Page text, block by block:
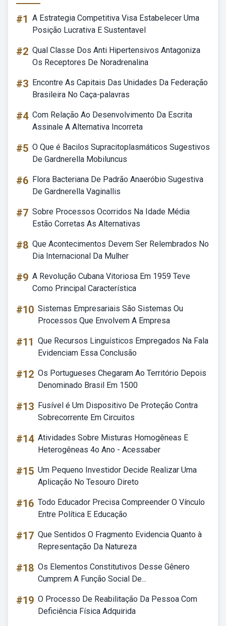
#1 A Estrategia Competitiva Visa Estabelecer Uma
Posição Lucrativa E Sustentavel
#2 Qual Classe Dos Anti Hipertensivos Antagoniza
Os Receptores De Noradrenalina
#3 Encontre As Capitais Das Unidades Da Federação
Brasileira No Caça-palavras
#4 Com Relação Ao Desenvolvimento Da Escrita
Assinale A Alternativa Incorreta
#5 O Que é Bacilos Supracitoplasmáticos Sugestivos
De Gardnerella Mobiluncus
#6 Flora Bacteriana De Padrão Anaeróbio Sugestiva
De Gardnerella Vaginallis
#7 Sobre Processos Ocorridos Na Idade Média
Estão Corretas As Alternativas
#8 Que Acontecimentos Devem Ser Relembrados No
Dia Internacional Da Mulher
#9 A Revolução Cubana Vitoriosa Em 1959 Teve
Como Principal Característica
#10 Sistemas Empresariais São Sistemas Ou
Processos Que Envolvem A Empresa
#11 Que Recursos Linguísticos Empregados Na Fala
Evidenciam Essa Conclusão
#12 Os Portugueses Chegaram Ao Território Depois
Denominado Brasil Em 1500
#13 Fusível é Um Dispositivo De Proteção Contra
Sobrecorrente Em Circuitos
#14 Atividades Sobre Misturas Homogêneas E
Heterogêneas 4o Ano - Acessaber
#15 Um Pequeno Investidor Decide Realizar Uma
Aplicação No Tesouro Direto
#16 Todo Educador Precisa Compreender O Vínculo
Entre Política E Educação
#17 Que Sentidos O Fragmento Evidencia Quanto à
Representação Da Natureza
#18 Os Elementos Constitutivos Desse Gênero
Cumprem A Função Social De...
#19 O Processo De Reabilitação Da Pessoa Com
Deficiência Física Adquirida